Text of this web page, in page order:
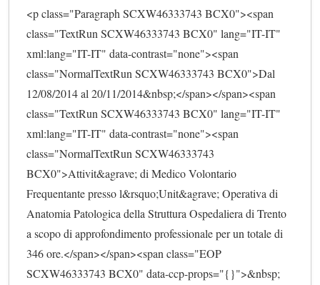
<p class="Paragraph SCXW46333743 BCX0"><span
class="TextRun SCXW46333743 BCX0" lang="IT-IT"
xml:lang="IT-IT" data-contrast="none"><span
class="NormalTextRun SCXW46333743 BCX0">Dal
12/08/2014 al 20/11/2014&nbsp;</span></span><span
class="TextRun SCXW46333743 BCX0" lang="IT-IT"
xml:lang="IT-IT" data-contrast="none"><span
class="NormalTextRun SCXW46333743
BCX0">Attivit&agrave; di Medico Volontario
Frequentante presso l&rsquo;Unit&agrave; Operativa di
Anatomia Patologica della Struttura Ospedaliera di Trento
a scopo di approfondimento professionale per un totale di
346 ore.</span></span><span class="EOP
SCXW46333743 BCX0" data-ccp-props="{}">&nbsp;